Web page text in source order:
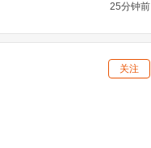
25分钟前
关注